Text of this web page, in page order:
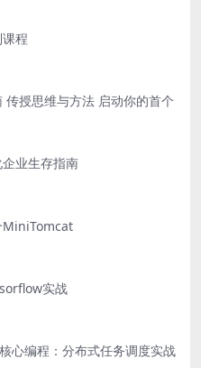
程
传授思维与方法 启动你的首个
业生存指南
MiniTomcat
实战
心编程：分布式任务调度实战